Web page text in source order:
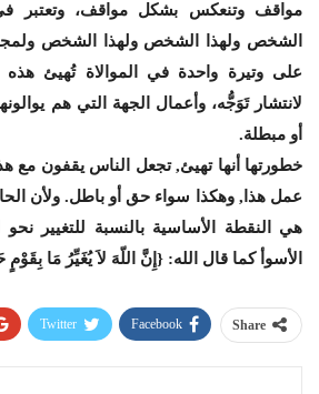
مواقف وتنعكس بشكل مواقف، وتعتبر في
الشخص ولهذا الشخص ولهذا الشخص
على وتيرة واحدة في الموالاة تُهيئ هذه
لانتشار تَوَجُّه، وأعمال الجهة التي هم
أو مبطلة.
خطورتها أنها تهيئ, تجعل الناس يقفون مع
عمل هذا, وهكذا سواء حق أو باطل. ولأن
هي النقطة الأساسية بالنسبة للتغيير
الأسوأ كما قال الله: {إِنَّ اللّهَ لاَ يُغَيِّرُ مَا
Share
Facebook
Twitter